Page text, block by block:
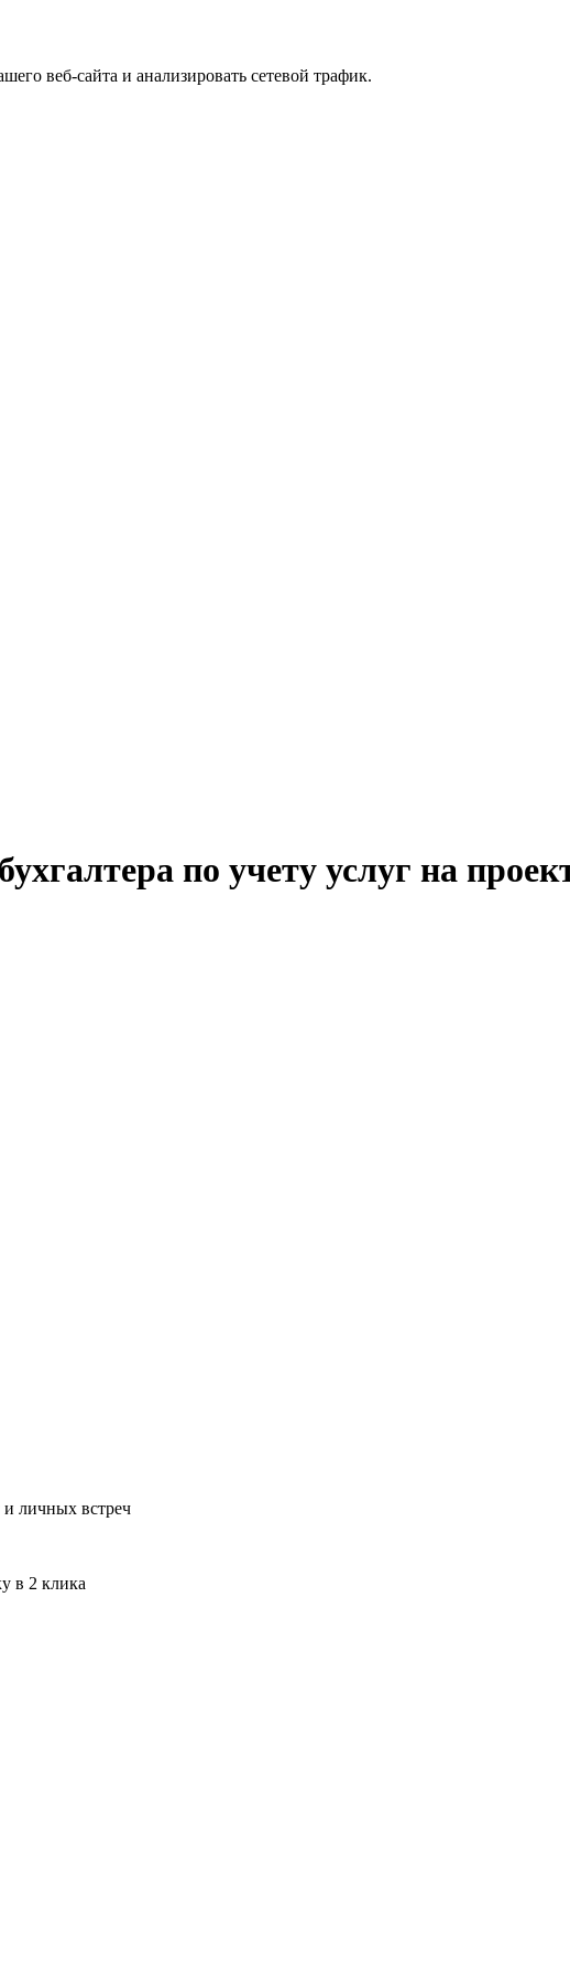
веб-сайта и анализировать сетевой трафик.
по учету услуг на
и личных встреч
в 2 клика